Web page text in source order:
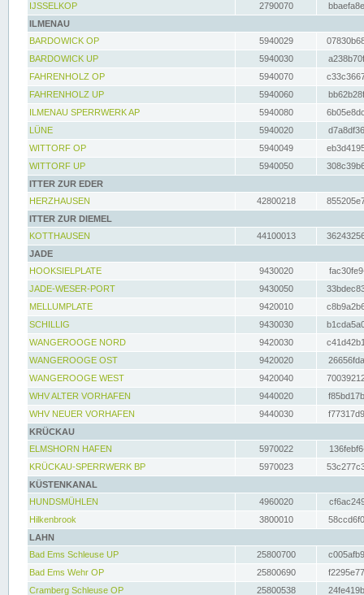
IJSSELKOP
2790070
ILMENAU
BARDOWICK OP
5940029
BARDOWICK UP
5940030
FAHRENHOLZ OP
5940070
FAHRENHOLZ UP
5940060
ILMENAU SPERRWERK AP
5940080
LÜNE
5940020
WITTORF OP
5940049
WITTORF UP
5940050
ITTER ZUR EDER
HERZHAUSEN
42800218
ITTER ZUR DIEMEL
KOTTHAUSEN
44100013
JADE
HOOKSIELPLATE
9430020
JADE-WESER-PORT
9430050
MELLUMPLATE
9420010
SCHILLIG
9430030
WANGEROOGE NORD
9420030
WANGEROOGE OST
9420020
WANGEROOGE WEST
9420040
WHV ALTER VORHAFEN
9440020
WHV NEUER VORHAFEN
9440030
KRÜCKAU
ELMSHORN HAFEN
5970022
KRÜCKAU-SPERRWERK BP
5970023
KÜSTENKANAL
HUNDSMÜHLEN
4960020
Hilkenbrook
3800010
LAHN
Bad Ems Schleuse UP
25800700
Bad Ems Wehr OP
25800690
Cramberg Schleuse OP
25800538